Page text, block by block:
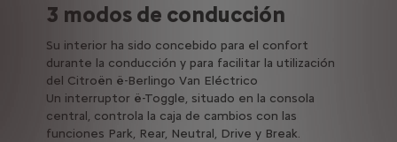
3 modos de conducción
Su interior ha sido concebido para el confort
durante la conducción y para facilitar la utilización
del Citroën ë-Berlingo Van Eléctrico
Un interruptor ë-Toggle, situado en la consola
central, controla la caja de cambios con las
funciones Park, Rear, Neutral, Drive y Break.